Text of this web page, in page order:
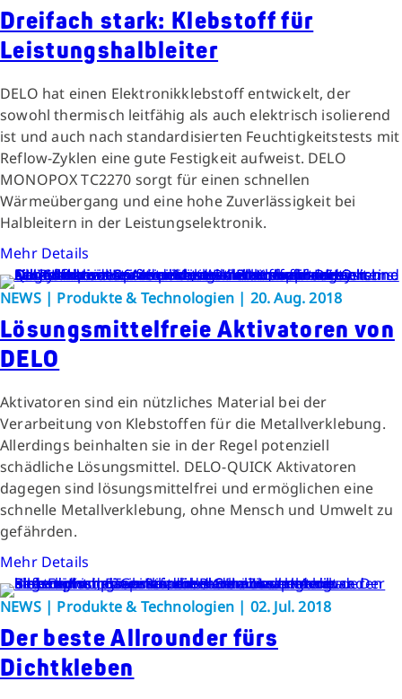
Dreifach stark: Klebstoff für
Leistungshalbleiter
DELO hat einen Elektronikklebstoff entwickelt, der
sowohl thermisch leitfähig als auch elektrisch isolierend
ist und auch nach standardisierten Feuchtigkeitstests mit
Reflow-Zyklen eine gute Festigkeit aufweist. DELO
MONOPOX TC2270 sorgt für einen schnellen
Wärmeübergang und eine hohe Zuverlässigkeit bei
Halbleitern in der Leistungselektronik.
Mehr Details
NEWS | Produkte & Technologien | 20. Aug. 2018
Lösungsmittelfreie Aktivatoren von
DELO
Aktivatoren sind ein nützliches Material bei der
Verarbeitung von Klebstoffen für die Metallverklebung.
Allerdings beinhalten sie in der Regel potenziell
schädliche Lösungsmittel. DELO-QUICK Aktivatoren
dagegen sind lösungsmittelfrei und ermöglichen eine
schnelle Metallverklebung, ohne Mensch und Umwelt zu
gefährden.
Mehr Details
NEWS | Produkte & Technologien | 02. Jul. 2018
Der beste Allrounder fürs
Dichtkleben